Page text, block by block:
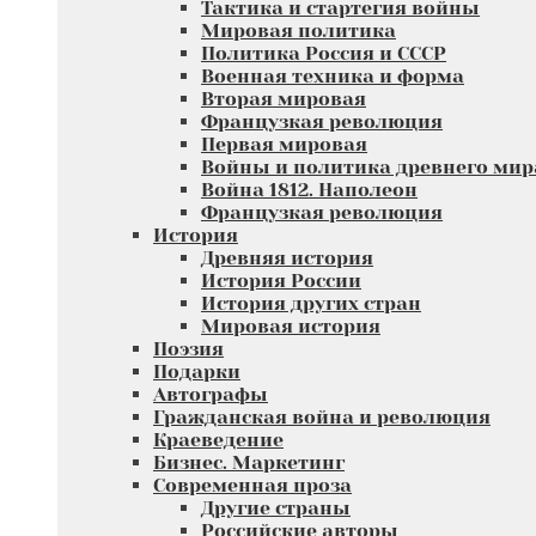
Тактика и стартегия войны
Мировая политика
Политика Россия и СССР
Военная техника и форма
Вторая мировая
Французкая революция
Первая мировая
Войны и политика древнего
Война 1812. Наполеон
Французкая революция
История
Древняя история
История России
История других стран
Мировая история
Поэзия
Подарки
Автографы
Гражданская война и революция
Краеведение
Бизнес. Маркетинг
Современная проза
Другие страны
Российские авторы